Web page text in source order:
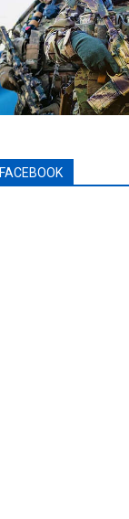
FACEBOOK